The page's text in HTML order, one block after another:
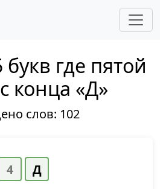
где пятой
конца «Д»
слов: 102